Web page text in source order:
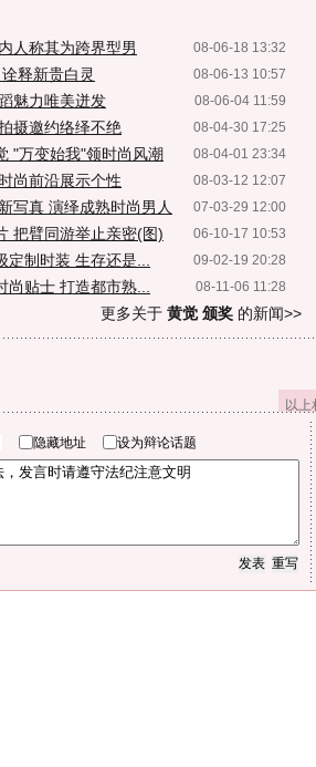
08-06-18 13:32
人称其为跨界型男
08-06-13 10:57
释新贵白灵
08-06-04 11:59
魅力唯美迸发
08-04-30 17:25
摄邀约络绎不绝
08-04-01 23:34
"万变始我"领时尚风潮
08-03-12 12:07
尚前沿展示个性
07-03-29 12:00
写真 演绎成熟时尚男人
06-10-17 10:53
把臂同游举止亲密(图)
09-02-19 20:28
制时装 生存还是...
08-11-06 11:28
贴士 打造都市熟...
更多关于 黄觉 颁奖 的新闻>>
以
隐藏地址 设为辩论话题